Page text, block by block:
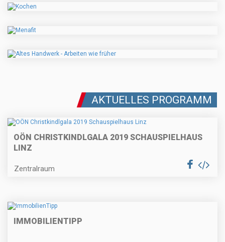
AKTUELLES PROGRAMM
OÖN CHRISTKINDLGALA 2019 SCHAUSPIELHAUS
LINZ
Zentralraum
IMMOBILIENTIPP